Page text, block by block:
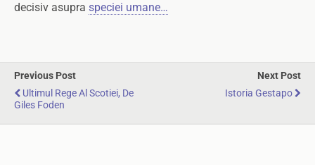
decisiv asupra speciei umane…
Previous Post
Ultimul Rege Al Scotiei, De
Giles Foden
Next Post
Istoria Gestapo